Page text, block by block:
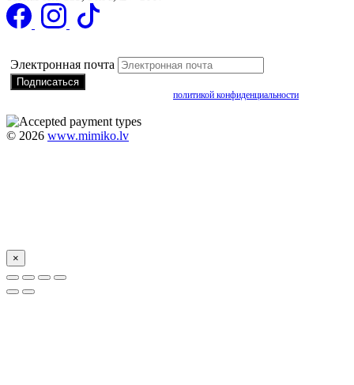
Электронная почта
политикой конфиденциальности
© 2026 www.mimiko.lv
×